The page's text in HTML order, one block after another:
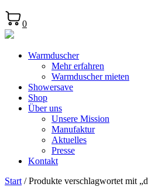
0
Warmduscher
Mehr erfahren
Warmduscher mieten
Showersave
Shop
Über uns
Unsere Mission
Manufaktur
Aktuelles
Presse
Kontakt
Start / Produkte verschlagwortet mit